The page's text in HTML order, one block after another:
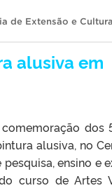
de Extensão e Cultura
alusiva em
dos
alusiva, no
ensino e
curso de Artes